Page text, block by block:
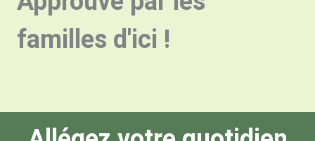
familles d'ici !